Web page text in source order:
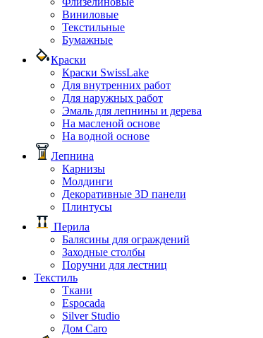
Виниловые
Текстильные
Бумажные
Краски
Краски SwissLake
Для внутренних работ
Для наружных работ
Эмаль для лепнины и дерева
На масленой основе
На водной основе
Лепнина
Карнизы
Молдинги
Декоративные 3D панели
Плинтусы
Перила
Балясины для ограждений
Заходные столбы
Поручни для лестниц
Текстиль
Ткани
Espocada
Silver Studio
Дом Caro